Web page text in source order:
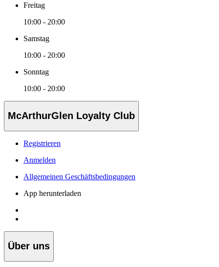
Freitag
10:00 - 20:00
Samstag
10:00 - 20:00
Sonntag
10:00 - 20:00
McArthurGlen Loyalty Club
Registrieren
Anmelden
Allgemeinen Geschäftsbedingungen
App herunterladen
Über uns